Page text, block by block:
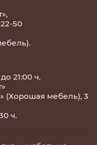
50
21:00 ч.
(Хорошая мебель), 3
ч.